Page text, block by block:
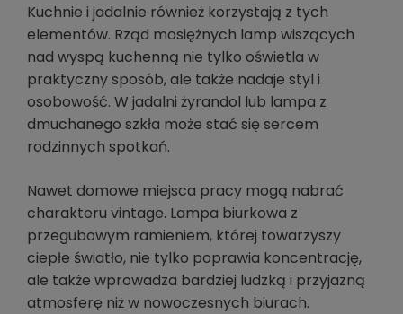
Kuchnie i jadalnie również korzystają z tych
elementów. Rząd mosiężnych lamp wiszących
nad wyspą kuchenną nie tylko oświetla w
praktyczny sposób, ale także nadaje styl i
osobowość. W jadalni żyrandol lub lampa z
dmuchanego szkła może stać się sercem
rodzinnych spotkań.
Nawet domowe miejsca pracy mogą nabrać
charakteru vintage. Lampa biurkowa z
przegubowym ramieniem, której towarzyszy
ciepłe światło, nie tylko poprawia koncentrację,
ale także wprowadza bardziej ludzką i przyjazną
atmosferę niż w nowoczesnych biurach.